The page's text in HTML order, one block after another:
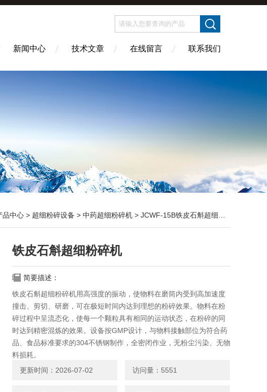
新闻中心 技术文章 在线留言 联系我们
品中心 > 超细粉碎设备 > 中药超细粉碎机 > JCWF-15B铁皮石斛超细粉碎机
铁皮石斛超细粉碎机
简要描述：
铁皮石斛超细粉碎机用高强度的振动，使物料在磨筒内受到高加速度
撞击、剪切、研磨，可在极短时间内达到理想的粉碎效果。物料在粉
碎过程中呈流态化，使每一个颗粒具有相同的运动状态，在粉碎的同
时达到精密混炼的效果。设备按GMP设计，与物料接触部位为符合药
品、食品标准要求的304不锈钢制作，全密闭作业，无粉尘污染、无物
料损耗。
更新时间：2026-07-02
访问量：5551